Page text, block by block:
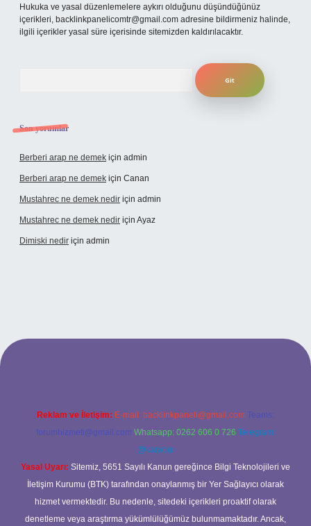
Hukuka ve yasal düzenlemelere aykırı olduğunu düşündüğünüz
içerikleri, backlinkpanelicomtr@gmail.com adresine bildirmeniz halinde,
ilgili içerikler yasal süre içerisinde sitemizden kaldırılacaktır.
Son yorumlar
Berberi arap ne demek için admin
Berberi arap ne demek için Canan
Mustahrec ne demek nedir için admin
Mustahrec ne demek nedir için Ayaz
Dimiski nedir için admin
güncel adresi
Reklam ve İletişim: E-mail: backlinkpaneli@gmail.com Teams:
forumhizmeti@gmail.com Whatsapp: 0262 606 0 726 Telegram:
@karabul
Yasal Uyarı: Sitemiz, 5651 Sayılı Kanun gereğince Bilgi Teknolojileri ve
İletişim Kurumu (BTK) tarafından onaylanmış bir Yer Sağlayıcı olarak
hizmet vermektedir. Bu nedenle, sitedeki içerikleri proaktif olarak
denetleme veya araştırma yükümlülüğümüz bulunmamaktadır. Ancak,